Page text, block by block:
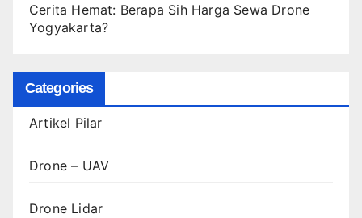
Cerita Hemat: Berapa Sih Harga Sewa Drone
Yogyakarta?
Categories
Artikel Pilar
Drone – UAV
Drone Lidar